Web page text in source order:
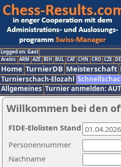
Logged on: Gast
Arabic ARM AZE BIH BUL CAT CHN CRO CZE
Home TurnierDB Meisterschaft
Turnierschach-Elozahl
Allgemeines Turnier anmelden: AUT
Willkommen bei den
Nachname
Personennummer
FIDE-Elolisten Stand